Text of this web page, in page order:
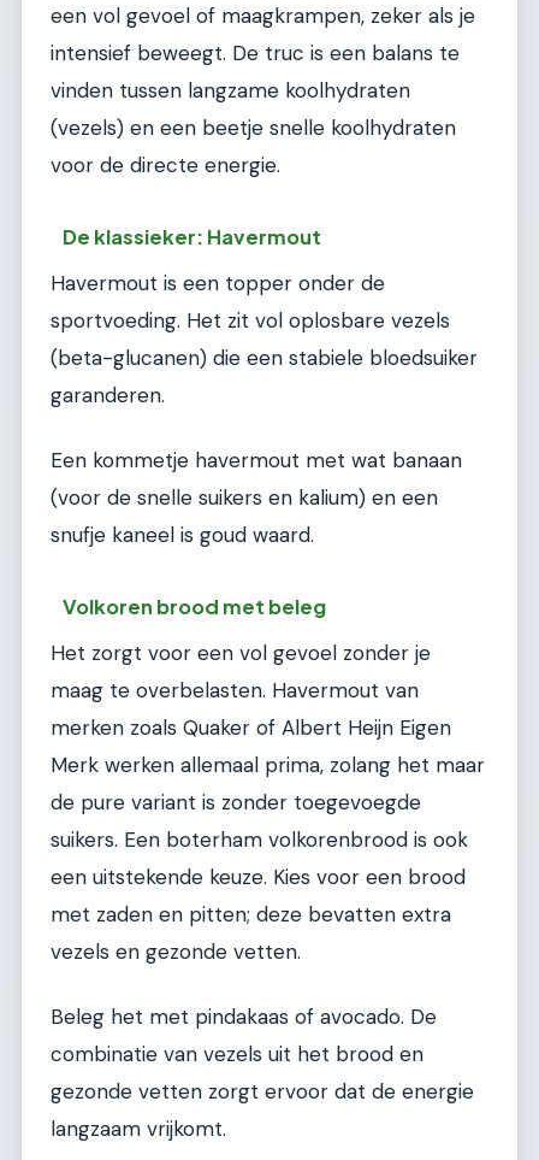
een vol gevoel of maagkrampen, zeker als je
intensief beweegt. De truc is een balans te
vinden tussen langzame koolhydraten
(vezels) en een beetje snelle koolhydraten
voor de directe energie.
De klassieker: Havermout
Havermout is een topper onder de
sportvoeding. Het zit vol oplosbare vezels
(beta-glucanen) die een stabiele bloedsuiker
garanderen.
Een kommetje havermout met wat banaan
(voor de snelle suikers en kalium) en een
snufje kaneel is goud waard.
Volkoren brood met beleg
Het zorgt voor een vol gevoel zonder je
maag te overbelasten. Havermout van
merken zoals Quaker of Albert Heijn Eigen
Merk werken allemaal prima, zolang het maar
de pure variant is zonder toegevoegde
suikers. Een boterham volkorenbrood is ook
een uitstekende keuze. Kies voor een brood
met zaden en pitten; deze bevatten extra
vezels en gezonde vetten.
Beleg het met pindakaas of avocado. De
combinatie van vezels uit het brood en
gezonde vetten zorgt ervoor dat de energie
langzaam vrijkomt.